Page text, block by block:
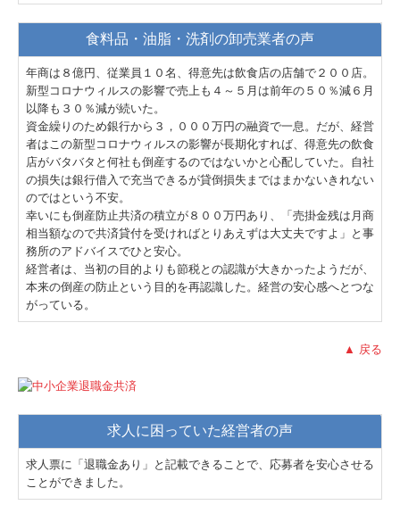
食料品・油脂・洗剤の卸売業者の声
年商は８億円、従業員１０名、得意先は飲食店の店舗で２００店。
新型コロナウィルスの影響で売上も４～５月は前年の５０％減６月
以降も３０％減が続いた。
資金繰りのため銀行から３，０００万円の融資で一息。だが、経営
者はこの新型コロナウィルスの影響が長期化すれば、得意先の飲食
店がバタバタと何社も倒産するのではないかと心配していた。自社
の損失は銀行借入で充当できるが貸倒損失まではまかないきれない
のではという不安。
幸いにも倒産防止共済の積立が８００万円あり、「売掛金残は月商
相当額なので共済貸付を受ければとりあえずは大丈夫ですよ」と事
務所のアドバイスでひと安心。
経営者は、当初の目的よりも節税との認識が大きかったようだが、
本来の倒産の防止という目的を再認識した。経営の安心感へとつな
がっている。
▲ 戻る
求人に困っていた経営者の声
求人票に「退職金あり」と記載できることで、応募者を安心させる
ことができました。